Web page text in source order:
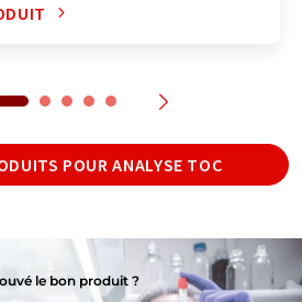
POUR ANALYSE TOC
le bon produit ?